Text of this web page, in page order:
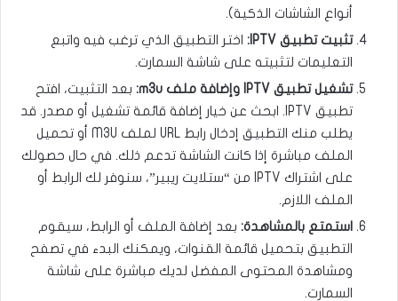
أنواع الشاشات الذكية).
تثبيت تطبيق IPTV:
اختر التطبيق الذي ترغب فيه واتبع
التعليمات لتثبيته على شاشة السمارت.
تشغيل تطبيق IPTV وإضافة ملف m3u:
بعد التثبيت، افتح
تطبيق IPTV. ابحث عن خيار إضافة قائمة تشغيل أو مصدر. قد
يطلب منك التطبيق إدخال رابط URL لملف M3U أو تحميل
الملف مباشرة إذا كانت الشاشة تدعم ذلك. في حال حصولك
على اشتراك IPTV من “ستلايت ريبير”، سنوفر لك الرابط أو
الملف اللازم.
استمتع بالمشاهدة: بعد إضافة الملف أو الرابط، سيقوم
التطبيق بتحميل قائمة القنوات، ويمكنك البدء في تصفح
ومشاهدة المحتوى المفضل لديك مباشرة على شاشة
السمارت.